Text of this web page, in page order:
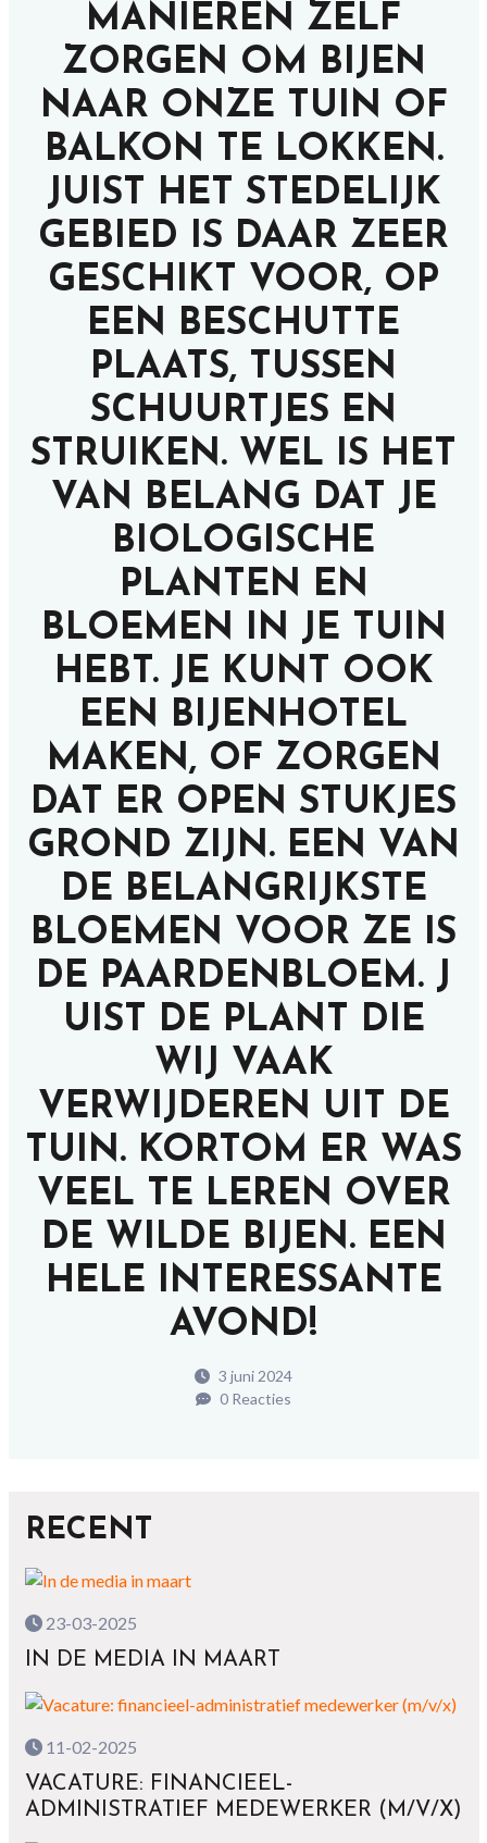
MANIEREN ZELF
ZORGEN OM BIJEN
NAAR ONZE TUIN OF
BALKON TE LOKKEN.
JUIST HET STEDELIJK
GEBIED IS DAAR ZEER
GESCHIKT VOOR, OP
EEN BESCHUTTE
PLAATS, TUSSEN
SCHUURTJES EN
STRUIKEN. WEL IS HET
VAN BELANG DAT JE
BIOLOGISCHE
PLANTEN EN
BLOEMEN IN JE TUIN
HEBT. JE KUNT OOK
EEN BIJENHOTEL
MAKEN, OF ZORGEN
DAT ER OPEN STUKJES
GROND ZIJN. EEN VAN
DE BELANGRIJKSTE
BLOEMEN VOOR ZE IS
DE PAARDENBLOEM. J
UIST DE PLANT DIE
WIJ VAAK
VERWIJDEREN UIT DE
TUIN. KORTOM ER WAS
VEEL TE LEREN OVER
DE WILDE BIJEN. EEN
HELE INTERESSANTE
AVOND!
3 juni 2024
0 Reacties
RECENT
23-03-2025
IN DE MEDIA IN MAART
11-02-2025
VACATURE: FINANCIEEL-
ADMINISTRATIEF MEDEWERKER (M/V/X)